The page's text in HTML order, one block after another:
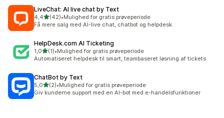
LiveChat: AI live chat by Text
4,4ud af 5 stjerner
(42)
42 anmeldelser i alt
•Mulighed for gratis prøveperiode
Få mere salg med AI-live chat, chatbot og helpdesk.
HelpDesk.com AI Ticketing
1,0ud af 5 stjerner
(1)
1 anmeldelser i alt
•Mulighed for gratis prøveperiode
Automatiseret helpdesk til smart, teambaseret løsning af tickets
ChatBot by Text
5,0ud af 5 stjerner
(2)
2 anmeldelser i alt
•Mulighed for gratis prøveperiode
Giv kunderne support med en AI-bot med e-handelsfunktioner